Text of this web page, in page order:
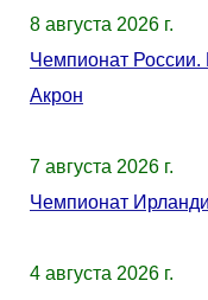
8 августа 2026 г.
Чемпионат
Акрон
7 августа 2026 г.
Чемпионат
4 августа 2026 г.